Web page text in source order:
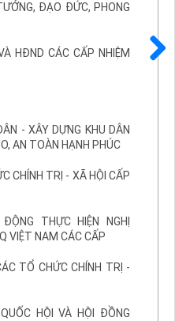
ĐẠO ĐỨC, PHONG
HĐND CÁC CẤP NHIỆM
- XÂY DỰNG KHU DÂN
AN TOÀN HẠNH PHÚC
CHÍNH TRỊ - XÃ HỘI CẤP
THỰC HIỆN NGHỊ
VIỆT NAM CÁC CẤP
TỔ CHỨC CHÍNH TRỊ -
HỘI VÀ HỘI ĐỒNG